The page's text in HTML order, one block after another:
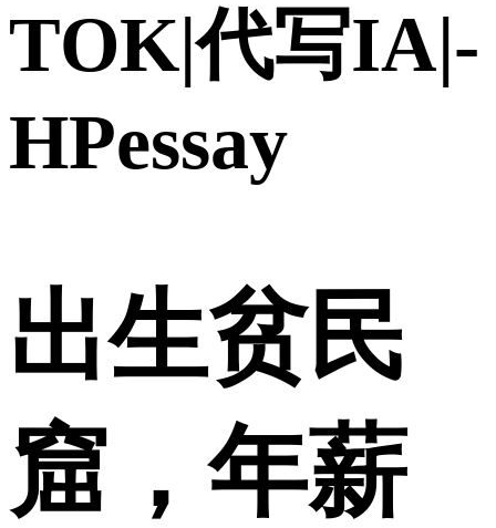
TOK|代写IA|-
HPessay
出生贫民
窟，年薪